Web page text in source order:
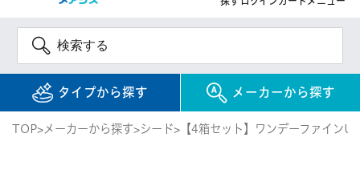
タイプから探す メーカーから探す
TOP メーカーから探す シード 【4箱セット】ワンデーファイン